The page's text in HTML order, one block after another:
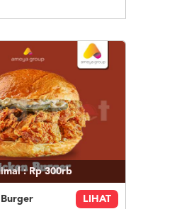
: Rp 300rb
Burger LIHAT